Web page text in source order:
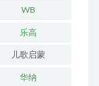
WB
乐高
儿歌启蒙
华纳